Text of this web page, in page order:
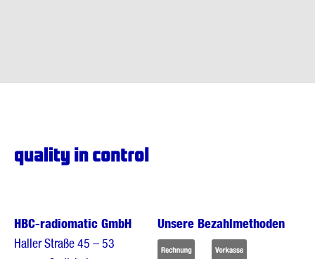
HBC-radiomatic GmbH
Haller Straße 45 – 53
Unsere Bezahlmethoden